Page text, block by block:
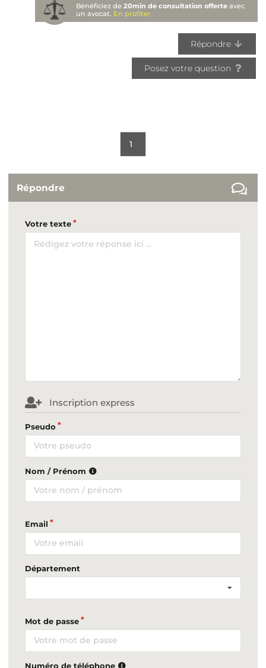
Bénéficiez de20min de consultation offerte avec
un avocat. En profiter
Répondre
Posez votre question
1
Répondre
Votre texte
Inscription express
Pseudo
Nom / Prénom
Email
Département
Mot de passe
Numéro de téléphone